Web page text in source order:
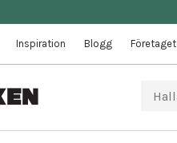
Inspiration Blogg Företaget